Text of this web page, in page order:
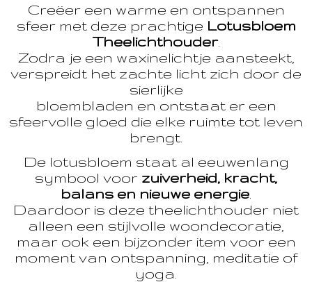
Creëer een warme en ontspannen
sfeer met deze prachtige Lotusbloem
Theelichthouder.
Zodra je een waxinelichtje aansteekt,
verspreidt het zachte licht zich door de
sierlijke
bloembladen en ontstaat er een
sfeervolle gloed die elke ruimte tot leven
brengt.
De lotusbloem staat al eeuwenlang
symbool voor zuiverheid, kracht,
balans en nieuwe energie
Daardoor is deze theelichthouder niet
alleen een stijlvolle woondecoratie,
maar ook een bijzonder item voor een
moment van ontspanning, meditatie of
yoga.